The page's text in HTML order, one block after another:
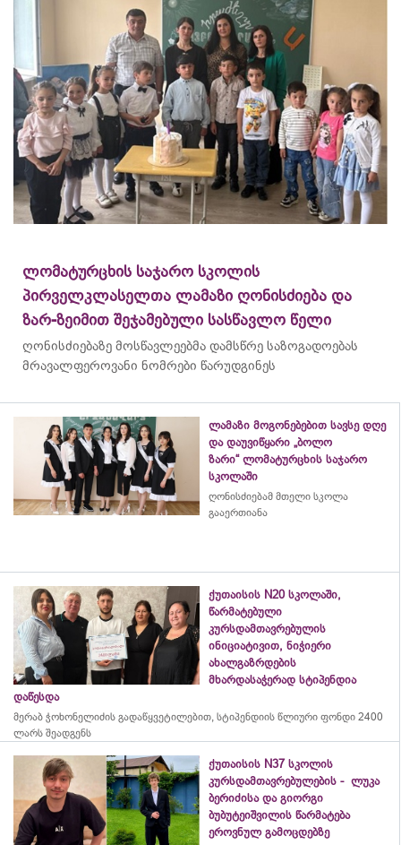
ლომატურცხის საჯარო სკოლის
პირველკლასელთა ლამაზი ღონისძიება და
ზარ-ზეიმით შეჯამებული სასწავლო წელი
ღონისძიებაზე მოსწავლეებმა დამსწრე საზოგადოებას
მრავალფეროვანი ნომრები წარუდგინეს
ლამაზი მოგონებებით სავსე დღე
და დაუვიწყარი „ბოლო
ზარი“ ლომატურცხის საჯარო
სკოლაში
ღონისძიებამ მთელი სკოლა
გააერთიანა
ქუთაისის N20 სკოლაში,
წარმატებული
კურსდამთავრებულის
ინიციატივით, ნიჭიერი
ახალგაზრდების
მხარდასაჭერად სტიპენდია
დაწესდა
მერაბ ჭოხონელიძის გადაწყვეტილებით, სტიპენდიის წლიური ფონდი 2400
ლარს შეადგენს
ქუთაისის N37 სკოლის
კურსდამთავრებულების - ლუკა
ბერიძისა და გიორგი
ბუბუტეიშვილის წარმატება
ეროვნულ გამოცდებზე